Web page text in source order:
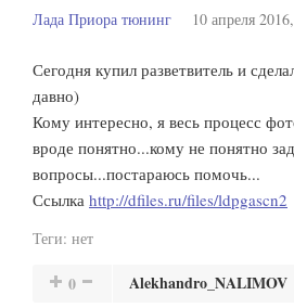
Лада Приора тюнинг 10 апреля
Сегодня купил разветвитель и
давно)
Кому интересно, я весь процесс
вроде понятно...кому не понятно
вопросы...постараюсь помочь...
Ссылка http://dfiles.ru/files/ldpgascn2
Теги: нет
0 Alekhandro_NALIMOV